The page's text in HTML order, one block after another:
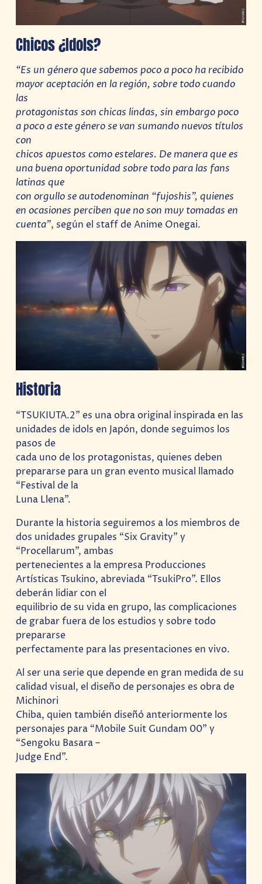
Chicos ¿Idols?
“Es un género que sabemos poco a poco ha recibido
mayor aceptación en la región, sobre todo cuando
las
protagonistas son chicas lindas, sin embargo poco
a poco a este género se van sumando nuevos títulos
con
chicos apuestos como estelares. De manera que es
una buena oportunidad sobre todo para las fans
latinas que
con orgullo se autodenominan “fujoshis”, quienes
en ocasiones perciben que no son muy tomadas en
cuenta”, según el staff de Anime Onegai.
Historia
“TSUKIUTA.2” es una obra original inspirada en las
unidades de idols en Japón, donde seguimos los
pasos de
cada uno de los protagonistas, quienes deben
prepararse para un gran evento musical llamado
“Festival de la
Luna Llena”.
Durante la historia seguiremos a los miembros de
dos unidades grupales “Six Gravity” y
“Procellarum”, ambas
pertenecientes a la empresa Producciones
Artísticas Tsukino, abreviada “TsukiPro”. Ellos
deberán lidiar con el
equilibrio de su vida en grupo, las complicaciones
de grabar fuera de los estudios y sobre todo
prepararse
perfectamente para las presentaciones en vivo.
Al ser una serie que depende en gran medida de su
calidad visual, el diseño de personajes es obra de
Michinori
Chiba, quien también diseñó anteriormente los
personajes para “Mobile Suit Gundam 00” y
“Sengoku Basara –
Judge End”.